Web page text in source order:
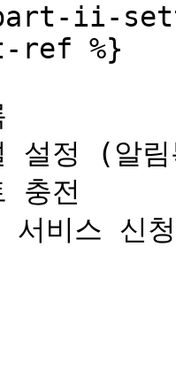
ii-
ref %}
설정 (알
충전
서비스 신